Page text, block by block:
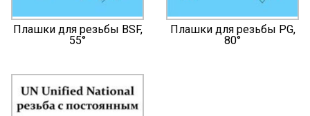
Плашки для резьбы BSF,
55°
Плашки для резьбы PG,
80°